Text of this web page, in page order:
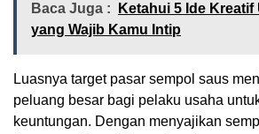
Baca Juga :
Ketahui 5 Ide Kreatif
yang Wajib Kamu Intip
Luasnya target pasar sempol saus
peluang besar bagi pelaku usaha
keuntungan. Dengan menyajikan